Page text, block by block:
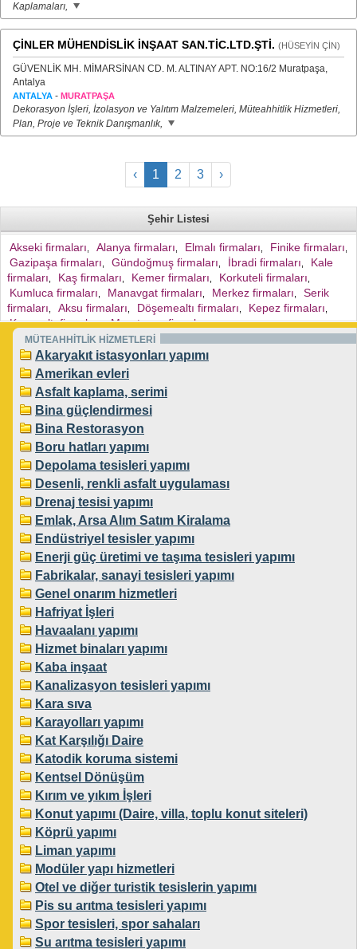
Kaplamaları,
ÇİNLER MÜHENDİSLİK İNŞAAT SAN.TİC.LTD.ŞTİ. (HÜSEYİN ÇİN)
GÜVENLİK MH. MİMARSİNAN CD. M. ALTINAY APT. NO:16/2 Muratpaşa,
Antalya
ANTALYA - MURATPAŞA
Dekorasyon İşleri, İzolasyon ve Yalıtım Malzemeleri, Müteahhitlik Hizmetleri,
Plan, Proje ve Teknik Danışmanlık,
‹ 1 2 3 ›
Şehir Listesi
Akseki firmaları Alanya firmaları Elmalı firmaları Finike firmaları
Gazipaşa firmaları Gündoğmuş firmaları İbradi firmaları
Kale
firmaları
Kaş firmaları Kemer firmaları Korkuteli firmaları
Kumluca firmaları Manavgat firmaları Merkez firmaları
Serik
firmaları
Aksu firmaları Döşemealtı firmaları Kepez firmaları
Konyaaltı firmaları, Muratpaşa firmaları,
MÜTEAHHİTLİK HİZMETLERİ
Akaryakıt istasyonları yapımı
Amerikan evleri
Asfalt kaplama, serimi
Bina güçlendirmesi
Bina Restorasyon
Boru hatları yapımı
Depolama tesisleri yapımı
Desenli, renkli asfalt uygulaması
Drenaj tesisi yapımı
Emlak, Arsa Alım Satım Kiralama
Endüstriyel tesisler yapımı
Enerji güç üretimi ve taşıma tesisleri yapımı
Fabrikalar, sanayi tesisleri yapımı
Genel onarım hizmetleri
Hafriyat İşleri
Havaalanı yapımı
Hizmet binaları yapımı
Kaba inşaat
Kanalizasyon tesisleri yapımı
Kara sıva
Karayolları yapımı
Kat Karşılığı Daire
Katodik koruma sistemi
Kentsel Dönüşüm
Kırım ve yıkım İşleri
Konut yapımı (Daire, villa, toplu konut siteleri)
Köprü yapımı
Liman yapımı
Modüler yapı hizmetleri
Otel ve diğer turistik tesislerin yapımı
Pis su arıtma tesisleri yapımı
Spor tesisleri, spor sahaları
Su arıtma tesisleri yapımı